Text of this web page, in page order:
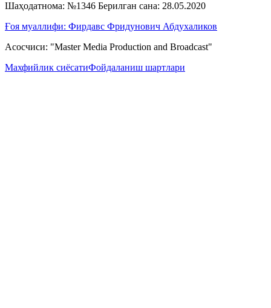
Шаҳодатнома: №1346 Берилган сана: 28.05.2020
Ғоя муаллифи: Фирдавс Фридунович Абдухаликов
Асосчиси: "Master Media Production and Broadcast"
Махфийлик сиёсатиФойдаланиш шартлари